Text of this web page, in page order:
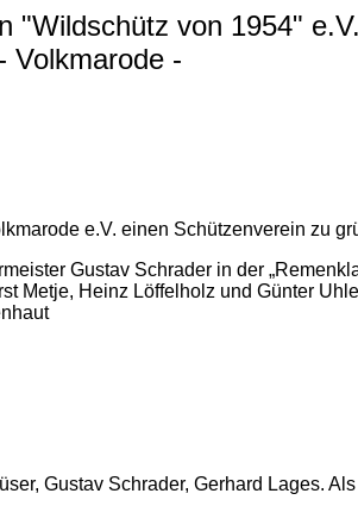
"Wildschütz von 1954" e.V.
- Volkmarode -
e.V. einen Schützenverein zu
Gustav Schrader in der
Metje, Heinz Löffelholz und Günter
Gustav Schrader, Gerhard Lages.